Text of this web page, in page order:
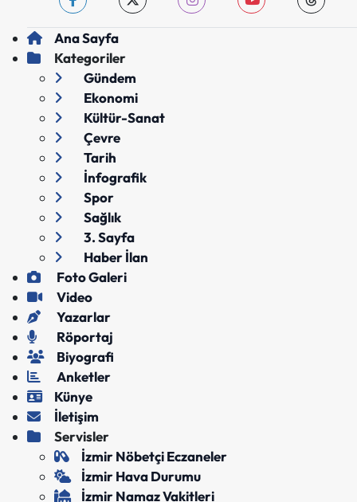
Ana Sayfa
Kategoriler
Gündem
Ekonomi
Kültür-Sanat
Çevre
Tarih
İnfografik
Spor
Sağlık
3. Sayfa
Haber İlan
Foto Galeri
Video
Yazarlar
Röportaj
Biyografi
Anketler
Künye
İletişim
Servisler
İzmir Nöbetçi Eczaneler
İzmir Hava Durumu
İzmir Namaz Vakitleri